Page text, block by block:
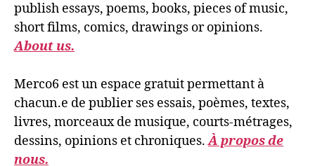
publish essays, poems, books, pieces of music,
short films, comics, drawings or opinions.
About us.
Merco6 est un espace gratuit permettant à
chacun.e de publier ses essais, poèmes, textes,
livres, morceaux de musique, courts-métrages,
dessins, opinions et chroniques.À propos de
nous.